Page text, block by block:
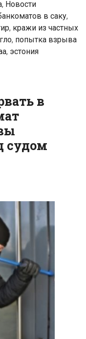
, Новости
в саку,
, кражи из частных
, попытка взрыва
, эстония
в
судом